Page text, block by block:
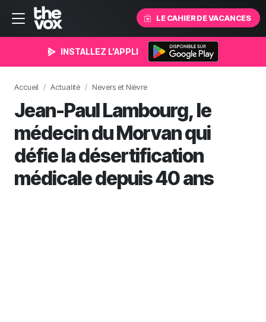
LE CAHIER DE VACANCES
INSTALLEZ L'APPLI
Accueil Actualité Nevers et Nièvre
Jean-Paul Lambourg, le
médecin du Morvan qui
défie la désertification
médicale depuis 40 ans